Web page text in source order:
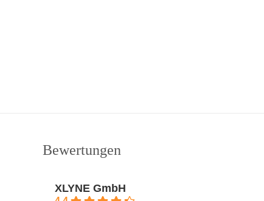
Bewertungen
XLYNE GmbH